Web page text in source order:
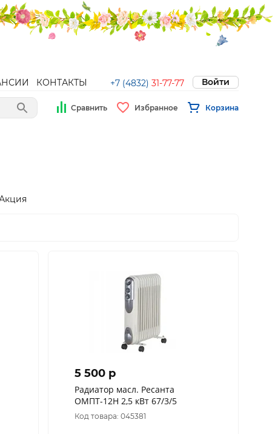
КОНТАКТЫ +7 (4832) 31-77-77 Войти
Сравнить Избранное Корзина
5 500 p
Радиатор масл. Ресанта
ОМПТ-12Н 2,5 кВт 67/3/5
Код товара: 045381